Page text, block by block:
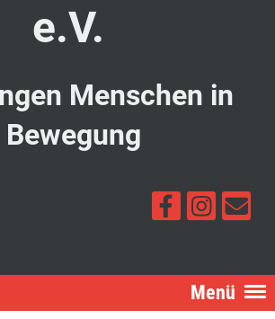
e.V.
Menschen in
Bewegung
Menü